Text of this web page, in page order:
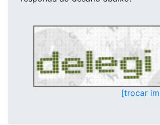
[trocar